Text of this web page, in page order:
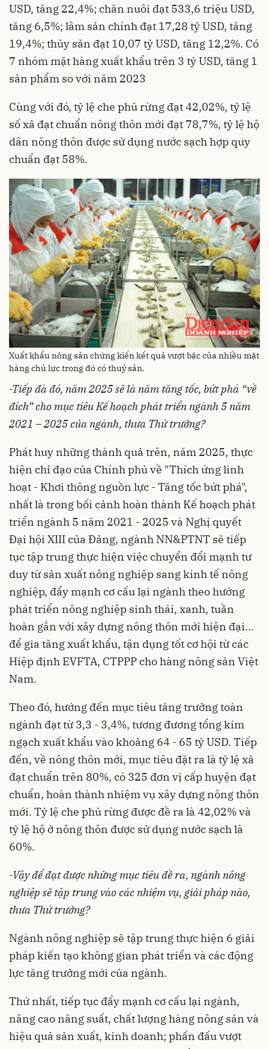
USD, tăng 22,4%; chăn nuôi đạt 533,6 triệu USD,
tăng 6,5%; lâm sản chính đạt 17,28 tỷ USD, tăng
19,4%; thủy sản đạt 10,07 tỷ USD, tăng 12,2%. Có
7 nhóm mặt hàng xuất khẩu trên 3 tỷ USD, tăng 1
sản phẩm so với năm 2023
Cùng với đó, tỷ lệ che phủ rừng đạt 42,02%, tỷ lệ
số xã đạt chuẩn nông thôn mới đạt 78,7%, tỷ lệ hộ
dân nông thôn được sử dụng nước sạch hợp quy
chuẩn đạt 58%.
Xuất khẩu nông sản chứng kiến kết quả vượt bậc của nhiều mặt
hàng chủ lực trong đó có thuỷ sản.
-Tiếp đà đó, năm 2025 sẽ là năm tăng tốc, bứt phá “về
đích” cho mục tiêu Kế hoạch phát triển ngành 5 năm
2021 – 2025 của ngành, thưa Thứ trưởng?
Phát huy những thành quả trên, năm 2025, thực
hiện chỉ đạo của Chính phủ về "Thích ứng linh
hoạt - Khơi thông nguồn lực - Tăng tốc bứt phá",
nhất là trong bối cảnh hoàn thành Kế hoạch phát
triển ngành 5 năm 2021 - 2025 và Nghị quyết
Đại hội XIII của Đảng, ngành NN&PTNT sẽ tiếp
tục tập trung thực hiện việc chuyển đổi mạnh tư
duy từ sản xuất nông nghiệp sang kinh tế nông
nghiệp, đẩy mạnh cơ cấu lại ngành theo hướng
phát triển nông nghiệp sinh thái, xanh, tuần
hoàn gắn với xây dựng nông thôn mới hiện đại...
để gia tăng xuất khẩu, tận dụng tốt cơ hội từ các
Hiệp định EVFTA, CTPPP cho hàng nông sản Việt
Nam.
Theo đó, hướng đến mục tiêu tăng trưởng toàn
ngành đạt từ 3,3 - 3,4%, tương đương tổng kim
ngạch xuất khẩu vào khoảng 64 - 65 tỷ USD. Tiếp
đến, về nông thôn mới, mục tiêu đặt ra là tỷ lệ xã
đạt chuẩn trên 80%, có 325 đơn vị cấp huyện đạt
chuẩn, hoàn thành nhiệm vụ xây dựng nông thôn
mới. Tỷ lệ che phủ rừng được đề ra là 42,02% và
tỷ lệ hộ ở nông thôn được sử dụng nước sạch là
60%.
-Vậy để đạt được những mục tiêu đề ra, ngành nông
nghiệp sẽ tập trung vào các nhiệm vụ, giải pháp nào,
thưa Thứ trưởng?
Ngành nông nghiệp sẽ tập trung thực hiện 6 giải
pháp kiến tạo không gian phát triển và các động
lực tăng trưởng mới của ngành.
Thứ nhất, tiếp tục đẩy mạnh cơ cấu lại ngành,
nâng cao năng suất, chất lượng hàng nông sản và
hiệu quả sản xuất, kinh doanh; phấn đấu vượt